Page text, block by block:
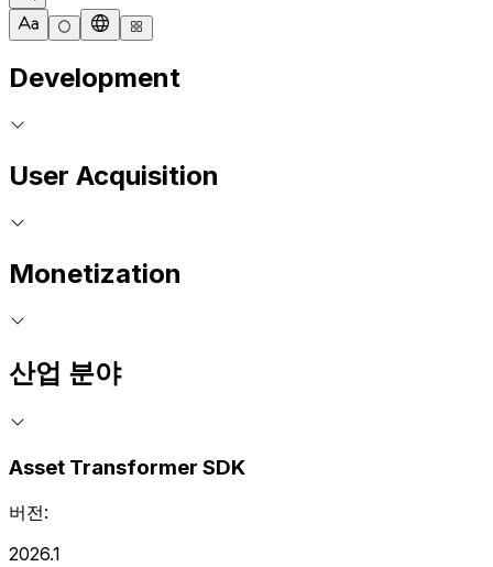
Development
User Acquisition
Monetization
산업 분야
Asset Transformer SDK
버전:
2026.1